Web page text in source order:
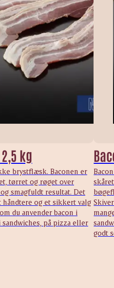
kg
brystflæsk. Baconen er
tørret og røget over
smagfuldt resultat. Det
håndtere og et sikkert valg
du anvender bacon i
på pizza eller
godt